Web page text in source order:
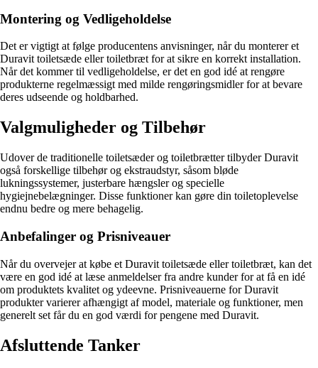
Montering og Vedligeholdelse
Det er vigtigt at følge producentens anvisninger, når du monterer et
Duravit toiletsæde eller toiletbræt for at sikre en korrekt installation.
Når det kommer til vedligeholdelse, er det en god idé at rengøre
produkterne regelmæssigt med milde rengøringsmidler for at bevare
deres udseende og holdbarhed.
Valgmuligheder og Tilbehør
Udover de traditionelle toiletsæder og toiletbrætter tilbyder Duravit
også forskellige tilbehør og ekstraudstyr, såsom bløde
lukningssystemer, justerbare hængsler og specielle
hygiejnebelægninger. Disse funktioner kan gøre din toiletoplevelse
endnu bedre og mere behagelig.
Anbefalinger og Prisniveauer
Når du overvejer at købe et Duravit toiletsæde eller toiletbræt, kan det
være en god idé at læse anmeldelser fra andre kunder for at få en idé
om produktets kvalitet og ydeevne. Prisniveauerne for Duravit
produkter varierer afhængigt af model, materiale og funktioner, men
generelt set får du en god værdi for pengene med Duravit.
Afsluttende Tanker